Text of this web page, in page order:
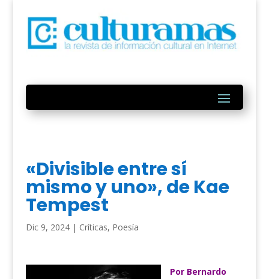
«Divisible entre sí
mismo y uno», de Kae
Tempest
Dic 9, 2024| Críticas, Poesía
Por Bernardo